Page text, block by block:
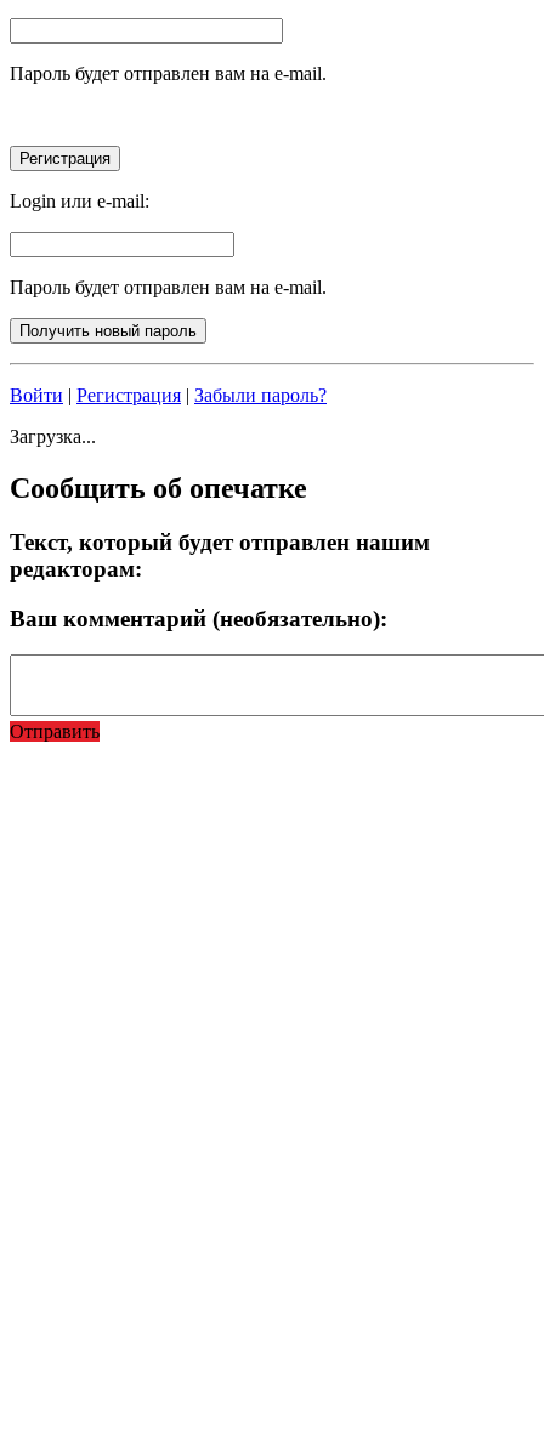
Пароль будет отправлен вам на e-mail.
Login или e-mail:
Пароль будет отправлен вам на e-mail.
Войти | Регистрация | Забыли пароль?
Загрузка...
Сообщить об опечатке
Текст, который будет отправлен нашим
редакторам:
Ваш комментарий (необязательно):
Отправить